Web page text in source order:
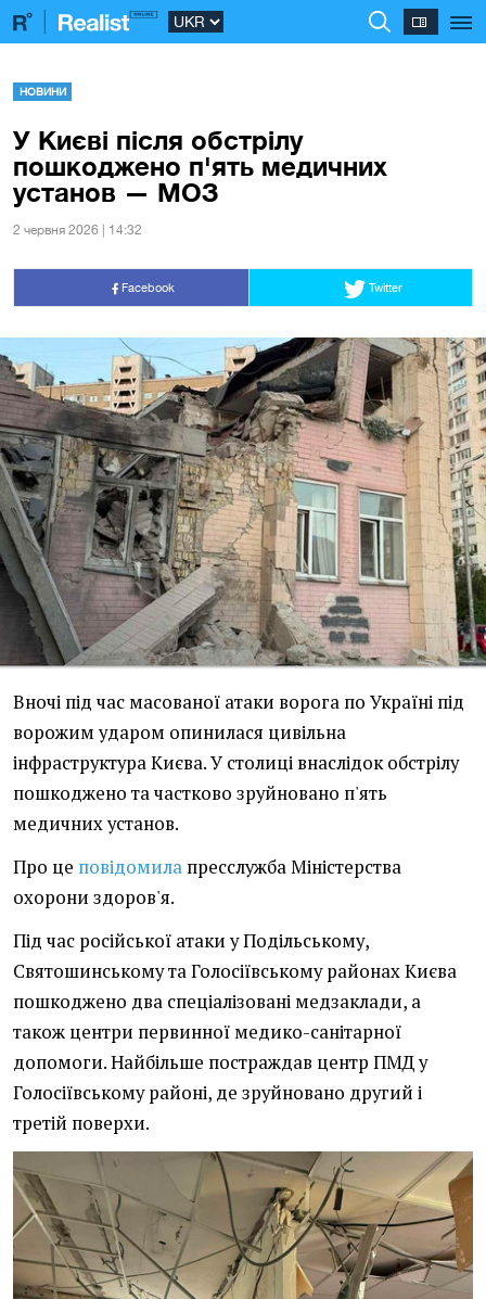
НОВИНИ
У Києві після обстрілу
пошкоджено п'ять медичних
установ — МОЗ
2 червня 2026 | 14:32
Facebook Twitter
Вночі під час масованої атаки ворога по Україні під
ворожим ударом опинилася цивільна
інфраструктура Києва. У столиці внаслідок обстрілу
пошкоджено та частково зруйновано п'ять
медичних установ.
Про це повідомила пресслужба Міністерства
охорони здоров'я.
Під час російської атаки у Подільському,
Святошинському та Голосіївському районах Києва
пошкоджено два спеціалізовані медзаклади, а
також центри первинної медико-санітарної
допомоги. Найбільше постраждав центр ПМД у
Голосіївському районі, де зруйновано другий і
третій поверхи.